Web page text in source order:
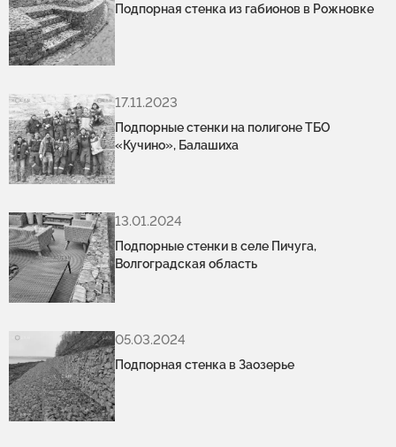
Подпорная стенка из габионов в Рожновке
17.11.2023
Подпорные стенки на полигоне ТБО
«Кучино», Балашиха
13.01.2024
Подпорные стенки в селе Пичуга,
Волгоградская область
05.03.2024
Подпорная стенка в Заозерье